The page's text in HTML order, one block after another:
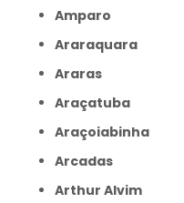
Amparo
Araraquara
Araras
Araçatuba
Araçoiabinha
Arcadas
Arthur Alvim